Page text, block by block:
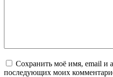
Сохранить моё имя, email и
последующих моих